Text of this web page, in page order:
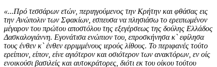
«...Πρό τεσσάρων ετών, περιηγούμενος την Κρήτην και φθάσας εις
την Ανώπολιν των Σφακίων, εσπευσα να πλησιάσω το ερειπωμένον
μέγαρον του πρώτου αποστόλου της εξεγέρσεως της δούλης Ελλάδος
Δασκαλογιάννη. Εγονάτισα ενώπιον του, επροσκήνησα κ` εφίλησα
τους ένθεν κ` ένθεν ερριμμένους ιερούς λίθους. Το περιφανές τούτο
ερείπιον, είπον, είνε αγιότερον και οσιότερον των ανακτόρων, εν οίς
ενοικούσι βασιλείς και αυτοκράτορες, διότι εκ του οίκου τούτου